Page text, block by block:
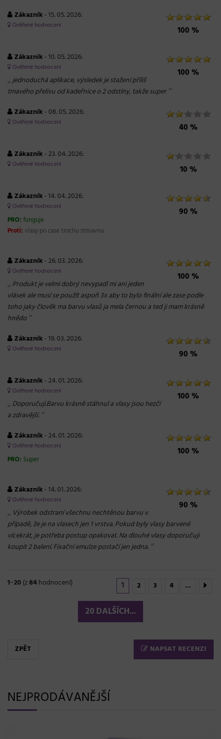
100 %
Zákazník - 15. 05. 2026:
Ověřené hodnocení
100 %
Zákazník - 10. 05. 2026:
Ověřené hodnocení
„jednoduchá aplikace, výsledek je stažení příliš
tmavého přelivu od kadeřnice o 2 odstíny, takže super“
40 %
Zákazník - 08. 05. 2026:
Ověřené hodnocení
10 %
Zákazník - 23. 04. 2026:
Ověřené hodnocení
90 %
Zákazník - 14. 04. 2026:
Ověřené hodnocení
PRO: funguje
Proti: vlasy po case trochu stmavnu
100 %
Zákazník - 26. 03. 2026:
Ověřené hodnocení
„ Produkt je velmi dobrý nevypadl mi ani jeden
vlásek ale musí se použít aspoň 3x aby to bylo finální ale zase podle
toho jaky člověk ma barvu vlasů ja mela černou a ted ji mam krásně
hnědo “
90 %
Zákazník - 19. 03. 2026:
Ověřené hodnocení
100 %
Zákazník - 24. 01. 2026:
Ověřené hodnocení
„ Doporučuji.Barvu krásně stáhnul a vlasy jsou hezčí
a zdravější.“
100 %
Zákazník - 24. 01. 2026:
Ověřené hodnocení
PRO: Super
90 %
Zákazník - 14. 01. 2026:
Ověřené hodnocení
„ Výrobek odstraní všechnu nechtěnou barvu v
případě, že je na vlasech jen 1 vrstva. Pokud byly vlasy barvené
vícekrát, je potřeba postup opakovat. Na dlouhé vlasy doporučuji
koupit 2 balení. Fixační emulze postačí jen jedna. “
1−20 (z84hodnocení) 1 2 3 4 ...
20 DALŠÍCH...
ZPĚT NAPSAT RECENZI
NEJPRODÁVANĚJŠÍ